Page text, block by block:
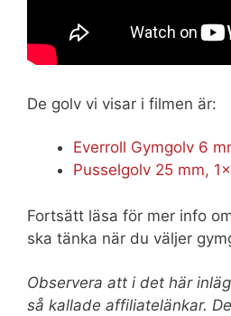
De golv vi visar i filmen är:
Everroll Gymgolv 6
Pusselgolv 25 mm,
Fortsätt läsa för mer info
ska tänka när du väljer
Observera att i det här
så kallade affiliatelänkar.